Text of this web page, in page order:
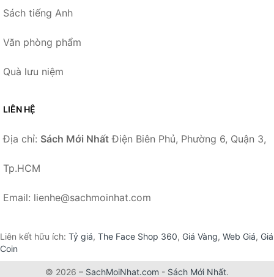
Sách tiếng Anh
Văn phòng phẩm
Quà lưu niệm
LIÊN HỆ
Địa chỉ: Sách Mới Nhất Điện Biên Phủ, Phường 6, Quận 3,
Tp.HCM
Email: lienhe@sachmoinhat.com
Liên kết hữu ích: Tỷ giá, The Face Shop 360, Giá Vàng, Web Giá, Giá
Coin
© 2026 – SachMoiNhat.com - Sách Mới Nhất.